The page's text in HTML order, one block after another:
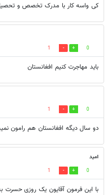
کی واسه کار با مدرک تخصص و
0
1
باید مهاجرت کنیم افغانستان
0
1
دو سال دیگه افغانستان هم رامون
امید
0
1
با این فرمون آقایون یک روزی